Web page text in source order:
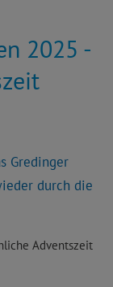
2025 -
Gredinger
durch die
Adventszeit